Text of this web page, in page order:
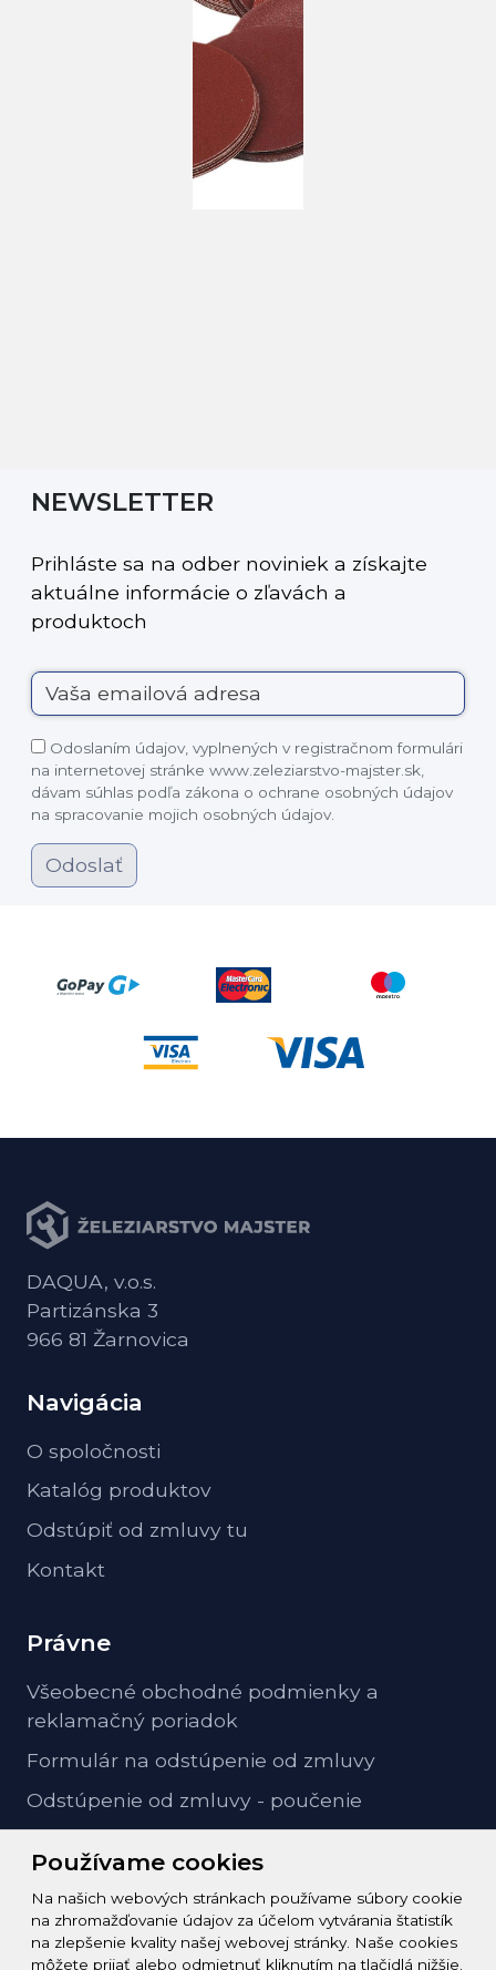
NEWSLETTER
Prihláste sa na odber noviniek a získajte
aktuálne informácie o zľavách a
produktoch
Odoslaním údajov, vyplnených v registračnom formulári
na internetovej stránke www.zeleziarstvo-majster.sk,
dávam súhlas podľa zákona o ochrane osobných údajov
na spracovanie mojich osobných údajov.
Odoslať
Používame cookies
Na našich webových stránkach používame súbory cookie
na zhromažďovanie údajov za účelom vytvárania štatistík
na zlepšenie kvality našej webovej stránky. Naše cookies
môžete prijať alebo odmietnuť kliknutím na tlačidlá nižšie.
DAQUA, v.o.s.
Partizánska 3
966 81 Žarnovica
Navigácia
O spoločnosti
Katalóg produktov
Odstúpiť od zmluvy tu
Kontakt
Právne
Všeobecné obchodné podmienky a
reklamačný poriadok
Formulár na odstúpenie od zmluvy
Odstúpenie od zmluvy - poučenie
Kontakt
info@zeleziarstvo-majster.sk